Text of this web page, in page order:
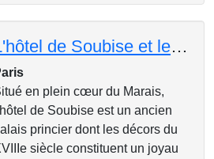
L'hôtel de Soubise et les trésors des Archives nationales
en plein cœur du Marais,
de Soubise est un ancien
princier dont les décors du
siècle constituent un joyau